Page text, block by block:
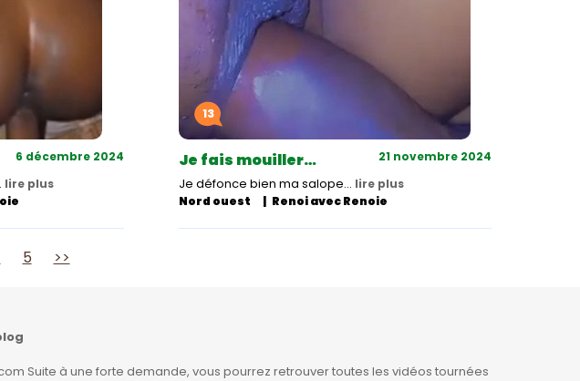
6 décembre 2024
lire plus
13
Je fais mouiller… 21 novembre 2024
Je défonce bien ma salope… lire plus
Nord ouest
Renoi avec Renoie
5 >>
Suite à une forte demande, vous pourrez retrouver toutes les vidéos tournées